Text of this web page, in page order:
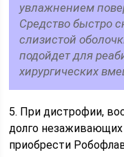
увлажнением
Средство быстро
слизистой
подойдет для
хирургических
5. При дистрофии,
долго незаживающих
приобрести